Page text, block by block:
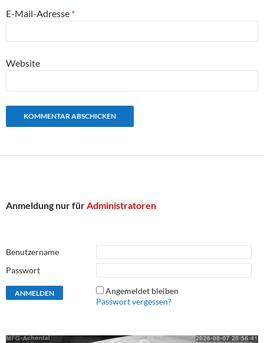
E-Mail-Adresse *
Website
Anmeldung nur fürAdministratoren
Benutzername
Passwort
Angemeldet bleiben
Passwort vergessen?